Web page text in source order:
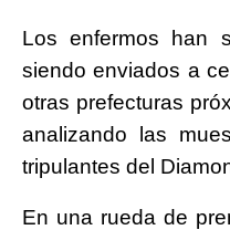
Los enfermos han
siendo enviados a
otras prefecturas
analizando las
tripulantes del
En una rueda de